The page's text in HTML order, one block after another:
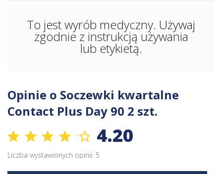
To jest wyrób medyczny. Używaj
zgodnie z instrukcją używania
lub etykietą.
Opinie o Soczewki kwartalne
Contact Plus Day 90 2 szt.
4.20
Liczba wystawionych opinii: 5